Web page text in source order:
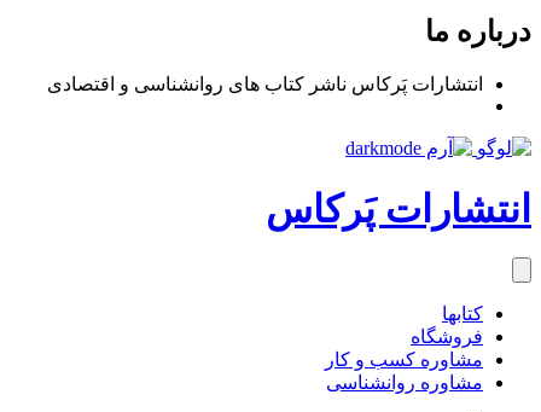
درباره ما
انتشارات پَرکاس ناشر کتاب های روانشناسی و اقتصادی
انتشارات پَرکاس
کتاب‎ها
فروشگاه
مشاوره کسب و کار
مشاوره روان‎شناسی